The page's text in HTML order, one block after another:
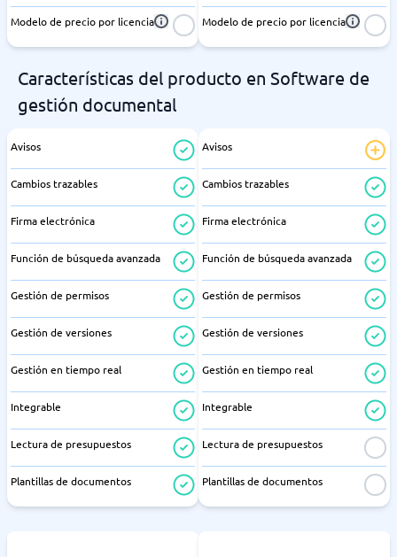
Modelo de precio por licencia Modelo de precio por licencia
Características del producto en Software de
gestión documental
Avisos
Cambios trazables
Firma electrónica
Función de búsqueda avanzada
Gestión de permisos
Gestión de versiones
Gestión en tiempo real
Integrable
Lectura de presupuestos
Plantillas de documentos
Avisos
Cambios trazables
Firma electrónica
Función de búsqueda avanzada
Gestión de permisos
Gestión de versiones
Gestión en tiempo real
Integrable
Lectura de presupuestos
Plantillas de documentos